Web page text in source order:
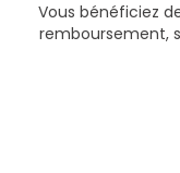
Vous bénéficiez
remboursement,